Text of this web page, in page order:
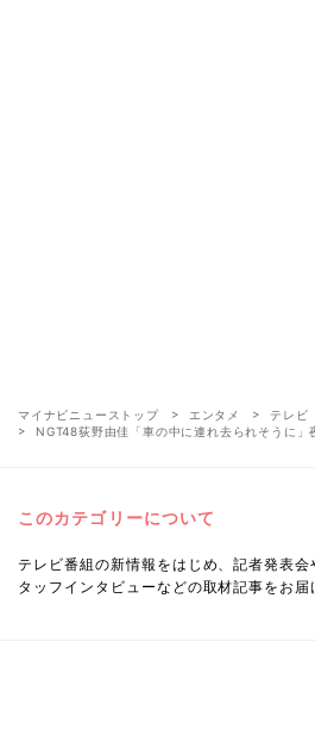
マイナビニューストップ エンタメ
テレビ
NGT48荻野由佳「車の中に連れ去られそうに」
このカテゴリーについて
テレビ番組の新情報をはじめ、記者発表
タッフインタビューなどの取材記事をお届